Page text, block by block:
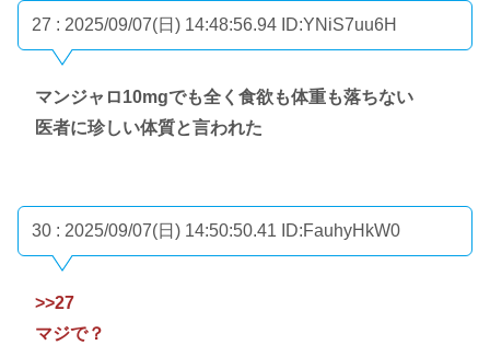
27 : 2025/09/07(日) 14:48:56.94 ID:YNiS7uu6H
マンジャロ10mgでも全く食欲も体重も落ちない
医者に珍しい体質と言われた
30 : 2025/09/07(日) 14:50:50.41 ID:FauhyHkW0
>>27
マジで？